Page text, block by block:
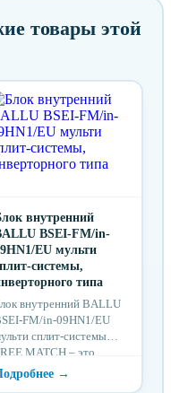
товары этой
внутренний
BSEI-FM/in-
EU мульти
системы,
типа
внутренний BALLU
FM/in-09HN1/EU
сплит-системы
MATCH – это
оборудование нового